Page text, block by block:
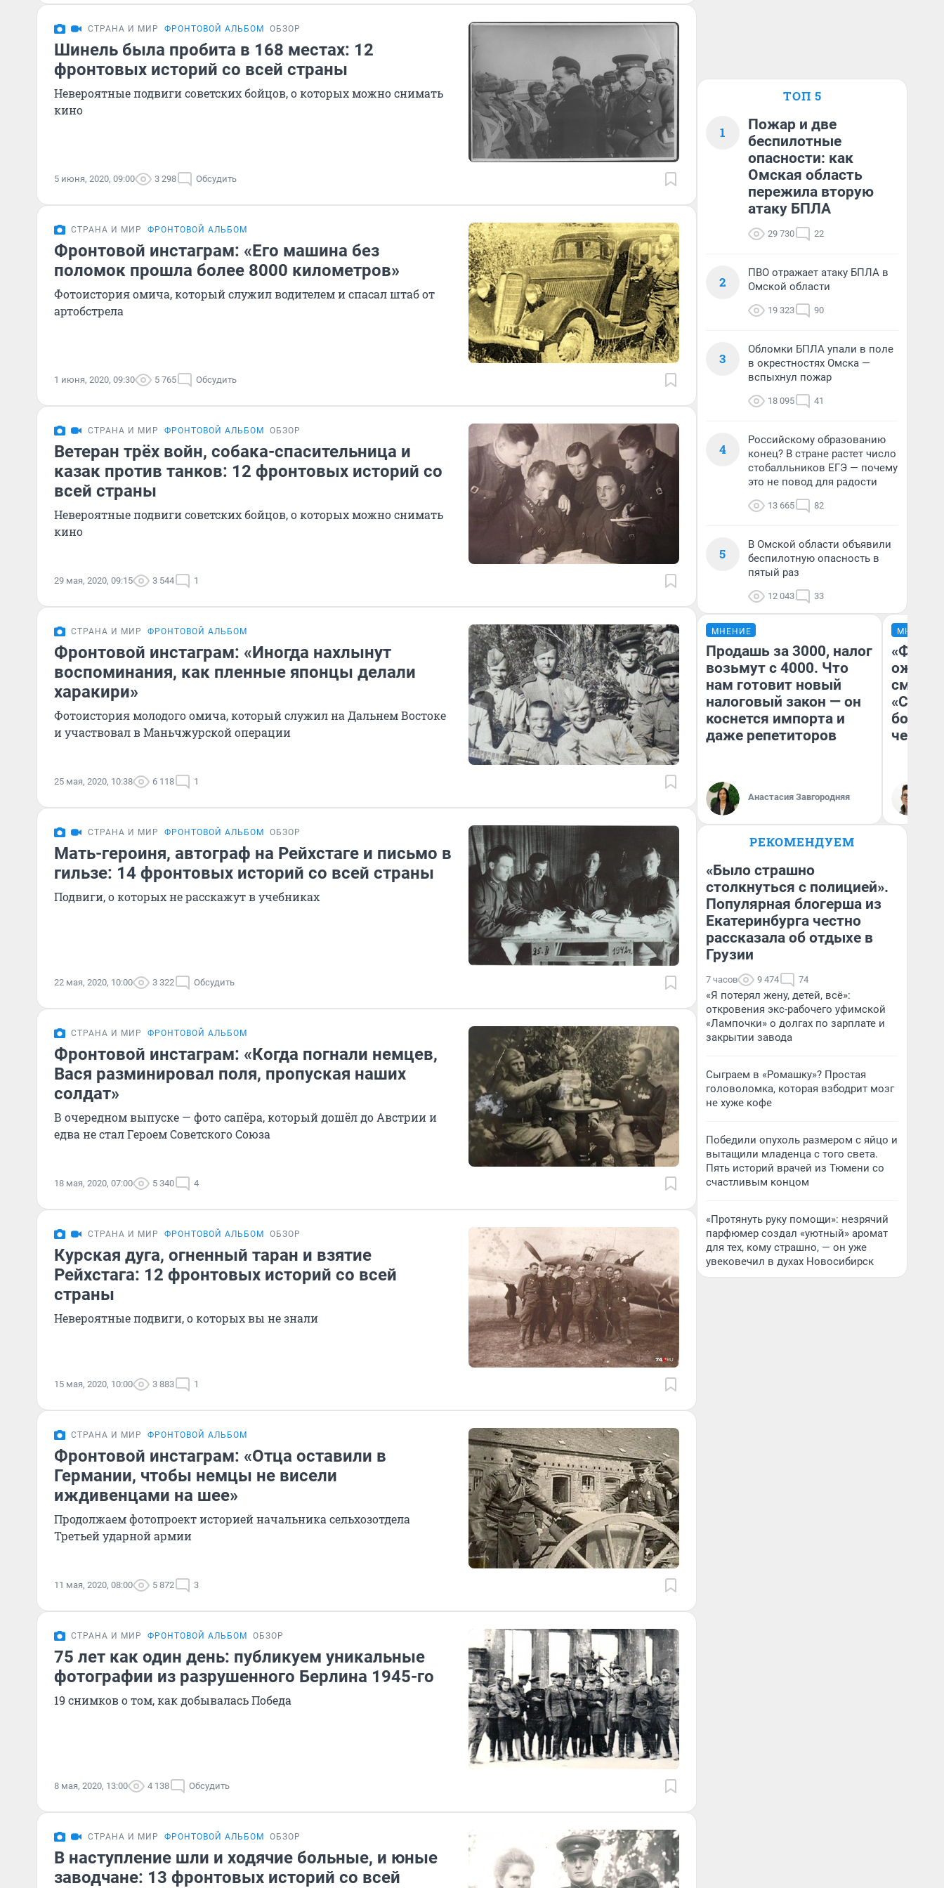
СТРАНА И МИР ФРОНТОВОЙ АЛЬБОМ ОБЗОР
Шинель была пробита в 168 местах: 12
фронтовых историй со всей страны
Невероятные подвиги советских бойцов, о которых можно снимать
кино
5 июня, 2020, 09:00 3 298 Обсудить
СТРАНА И МИР ФРОНТОВОЙ АЛЬБОМ
Фронтовой инстаграм: «Его машина без
поломок прошла более 8000 километров»
Фотоистория омича, который служил водителем и спасал штаб от
артобстрела
1 июня, 2020, 09:30 5 765 Обсудить
СТРАНА И МИР ФРОНТОВОЙ АЛЬБОМ ОБЗОР
Ветеран трёх войн, собака-спасительница и
казак против танков: 12 фронтовых историй со
всей страны
Невероятные подвиги советских бойцов, о которых можно снимать
кино
29 мая, 2020, 09:15 3 544 1
СТРАНА И МИР ФРОНТОВОЙ АЛЬБОМ
Фронтовой инстаграм: «Иногда нахлынут
воспоминания, как пленные японцы делали
харакири»
Фотоистория молодого омича, который служил на Дальнем Востоке
и участвовал в Маньчжурской операции
25 мая, 2020, 10:38 6 118 1
СТРАНА И МИР ФРОНТОВОЙ АЛЬБОМ ОБЗОР
Мать-героиня, автограф на Рейхстаге и письмо в
гильзе: 14 фронтовых историй со всей страны
Подвиги, о которых не расскажут в учебниках
22 мая, 2020, 10:00 3 322 Обсудить
СТРАНА И МИР ФРОНТОВОЙ АЛЬБОМ
Фронтовой инстаграм: «Когда погнали немцев,
Вася разминировал поля, пропуская наших
солдат»
В очередном выпуске — фото сапёра, который дошёл до Австрии и
едва не стал Героем Советского Союза
18 мая, 2020, 07:00 5 340 4
СТРАНА И МИР ФРОНТОВОЙ АЛЬБОМ ОБЗОР
Курская дуга, огненный таран и взятие
Рейхстага: 12 фронтовых историй со всей
страны
Невероятные подвиги, о которых вы не знали
15 мая, 2020, 10:00 3 883 1
СТРАНА И МИР ФРОНТОВОЙ АЛЬБОМ
Фронтовой инстаграм: «Отца оставили в
Германии, чтобы немцы не висели
иждивенцами на шее»
Продолжаем фотопроект историей начальника сельхозотдела
Третьей ударной армии
11 мая, 2020, 08:00 5 872 3
СТРАНА И МИР ФРОНТОВОЙ АЛЬБОМ ОБЗОР
75 лет как один день: публикуем уникальные
фотографии из разрушенного Берлина 1945-го
19 снимков о том, как добывалась Победа
8 мая, 2020, 13:00 4 138 Обсудить
СТРАНА И МИР ФРОНТОВОЙ АЛЬБОМ ОБЗОР
В наступление шли и ходячие больные, и юные
заводчане: 13 фронтовых историй со всей
ТОП 5
1
Пожар и две
беспилотные
опасности: как
Омская область
пережила вторую
атаку БПЛА
29 730 22
2
ПВО отражает атаку БПЛА в
Омской области
19 323 90
3
Обломки БПЛА упали в поле
в окрестностях Омска —
вспыхнул пожар
18 095 41
4
Российскому образованию
конец? В стране растет число
стобалльников ЕГЭ — почему
это не повод для радости
13 665 82
5
В Омской области объявили
беспилотную опасность в
пятый раз
12 043 33
МНЕНИЕ
Продашь за 3000, налог
возьмут с 4000. Что
нам готовит новый
налоговый закон — он
коснется импорта и
даже репетиторов
Анастасия Завгородняя
МНЕНИЕ
РЕКОМЕНДУЕМ
«Было страшно
столкнуться с полицией».
Популярная блогерша из
Екатеринбурга честно
рассказала об отдыхе в
Грузии
7 часов 9 474 74
«Я потерял жену, детей, всё»:
откровения экс-рабочего уфимской
«Лампочки» о долгах по зарплате и
закрытии завода
Сыграем в «Ромашку»? Простая
головоломка, которая взбодрит мозг
не хуже кофе
Победили опухоль размером с яйцо и
вытащили младенца с того света.
Пять историй врачей из Тюмени со
счастливым концом
«Протянуть руку помощи»: незрячий
парфюмер создал «уютный» аромат
для тех, кому страшно, — он уже
увековечил в духах Новосибирск